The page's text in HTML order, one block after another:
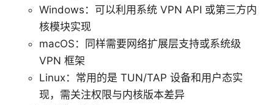
Windows：可以利用系统 VPN API 或第三方内
核模块实现
macOS：同样需要网络扩展层支持或系统级
VPN 框架
Linux：常用的是 TUN/TAP 设备和用户态实
现，需关注权限与内核版本差异